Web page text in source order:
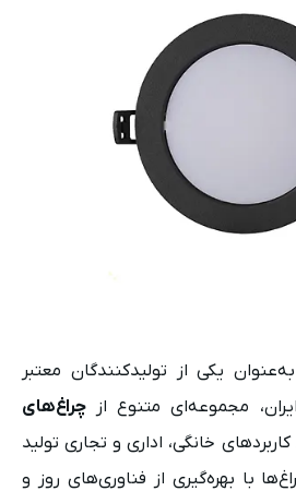
به‌عنوان یکی از تولیدکنندگان معتبر
مجموعه‌ای متنوع از چراغ‌های
کاربردهای خانگی، اداری و تجاری تولید
با بهره‌گیری از فناوری‌های روز و